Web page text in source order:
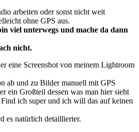
arbeiten oder sonst nicht weit
ohne GPS aus.
viel unterwegs und mache da dann
nicht.
eine Screenshot von meinem Lightroom
ab und zu Bilder manuell mit GPS
ein Großteil dessen was man hier sieht
ich super und ich will das auf keinen
es natürlich detaillierter.